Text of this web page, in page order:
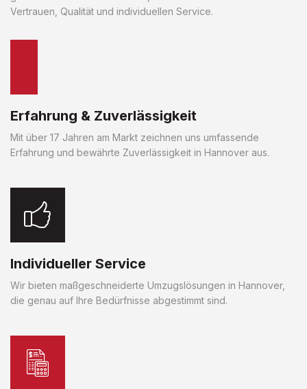
Vertrauen, Qualität und individuellen Service.
Erfahrung & Zuverlässigkeit
Mit über 17 Jahren am Markt zeichnen uns umfassende
Erfahrung und bewährte Zuverlässigkeit in Hannover aus.
Individueller Service
Wir bieten maßgeschneiderte Umzugslösungen in Hannover,
die genau auf Ihre Bedürfnisse abgestimmt sind.